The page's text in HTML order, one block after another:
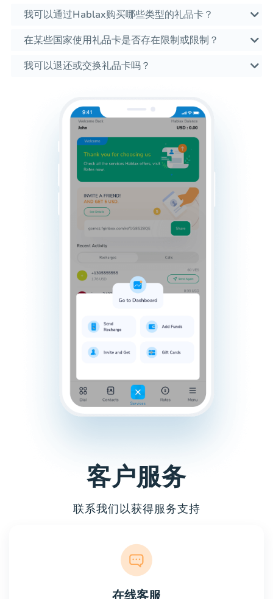
我可以通过Hablax购买哪些类型的礼品卡？
在某些国家使用礼品卡是否存在限制或限制？
我可以退还或交换礼品卡吗？
客户服务
联系我们以获得服务支持
在线客服